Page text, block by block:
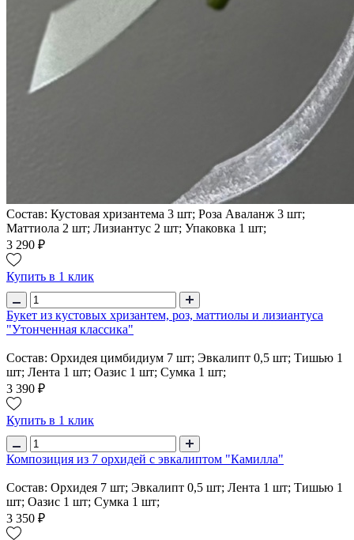
Состав: Кустовая хризантема 3 шт; Роза Аваланж 3 шт;
Маттиола 2 шт; Лизиантус 2 шт; Упаковка 1 шт;
3 290 ₽
Купить в 1 клик
Букет из кустовых хризантем, роз, маттиолы и лизиантуса
"Утонченная классика"
Состав: Орхидея цимбидиум 7 шт; Эвкалипт 0,5 шт; Тишью 1
шт; Лента 1 шт; Оазис 1 шт; Сумка 1 шт;
3 390 ₽
Купить в 1 клик
Композиция из 7 орхидей с эвкалиптом "Камилла"
Состав: Орхидея 7 шт; Эвкалипт 0,5 шт; Лента 1 шт; Тишью 1
шт; Оазис 1 шт; Сумка 1 шт;
3 350 ₽